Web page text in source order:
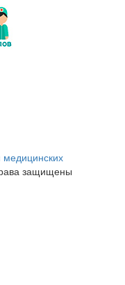
медицинских
защищены